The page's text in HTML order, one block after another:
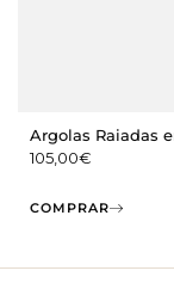
Argolas Raiadas
105,00€
COMPRAR